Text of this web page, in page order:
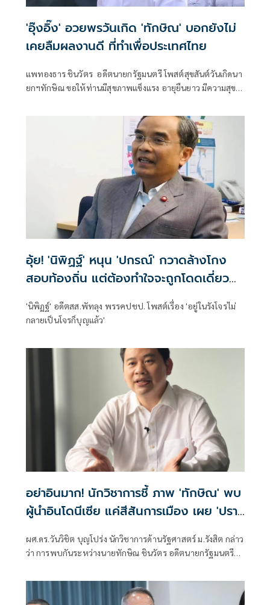
'อุ๊งอิ๊ง' อวยพรวันเกิด 'ทักษิณ' บอกยังไม่
เคยลืมผลงานดี ที่ทำเพื่อประเทศไทย
แพทองธาร ชินวัตร อดีตนายกรัฐมนตรี โพสต์สุขสันต์วันเกิดนา
ยกฯทักษิณ ขอให้ท่านมีสุขภาพแข็งแรง อายุยืนยาว มีความสุข
อุ้ย! 'นิพิฏฐ์' หนุน 'ปกรณ์' กวาดล้างโกง
สอบท้องถิ่น แต่ต้องทำใจจะถูกโดดเดี่ยว
'นิพิฏฐ์' อดีตสส.พัทลุง พรรคปชป. โพสต์เรื่อง 'อยู่ในรังโจรไม่
กลายเป็นโจรก็บุญแล้ว'
อย่าอินมาก! นักวิชาการชี้ ภาพ 'ทักษิณ' พบ
ผู้นำอินโดนีเซีย แค่สีสันการเมือง เผย 'ปรา
นานาชาติเข้าใจ นายกฯ-รัฐบาล ผู้มีอำนาจตัว
ผศ.ดร.วันวิชิต บุญโปร่ง นักวิชาการด้านรัฐศาสตร์ ม.รังสิต กล่าว
ว่า การพบกันระหว่างนายทักษิณ ชินวัตร อดีตนายกรัฐมนตรี
ผิดปกติ เพราะทั้งสองมีความสัมพันธ์ส่วนตัวที่สั่งสมมาเป็นเวลา
นาน ภาพที่ออกมา เป็นสีสันการเมืองเท่านั้น